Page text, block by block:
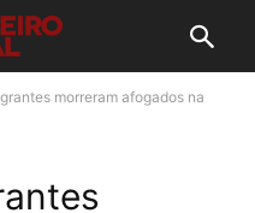
morreram afogados na